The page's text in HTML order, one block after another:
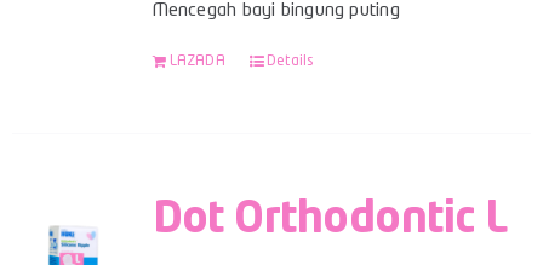
Mencegah bayi bingung puting
LAZADA Details
Dot Orthodontic L